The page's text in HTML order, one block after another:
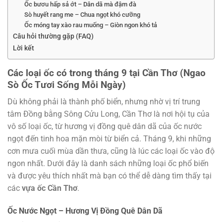
Ốc bươu hấp sả ớt – Dân dã mà đậm đà
Sò huyết rang me – Chua ngọt khó cưỡng
Ốc móng tay xào rau muống – Giòn ngon khó tả
Câu hỏi thường gặp (FAQ)
Lời kết
Các loại ốc có trong tháng 9 tại Cần Thơ (Ngao
Sò Ốc Tươi Sống Mỗi Ngày)
Dù không phải là thành phố biển, nhưng nhờ vị trí trung
tâm Đồng bằng Sông Cửu Long, Cần Thơ là nơi hội tụ của
vô số loại ốc, từ hương vị đồng quê dân dã của ốc nước
ngọt đến tinh hoa mặn mòi từ biển cả. Tháng 9, khi những
cơn mưa cuối mùa dần thưa, cũng là lúc các loại ốc vào độ
ngon nhất. Dưới đây là danh sách những loại ốc phổ biến
và được yêu thích nhất mà bạn có thể dễ dàng tìm thấy tại
các vựa ốc Cần Thơ.
Ốc Nước Ngọt – Hương Vị Đồng Quê Dân Dã